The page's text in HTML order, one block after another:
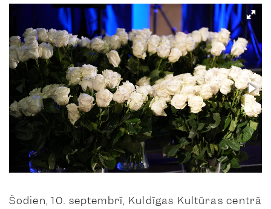
Šodien, 10. septembrī, Kuldīgas Kultūras centrā